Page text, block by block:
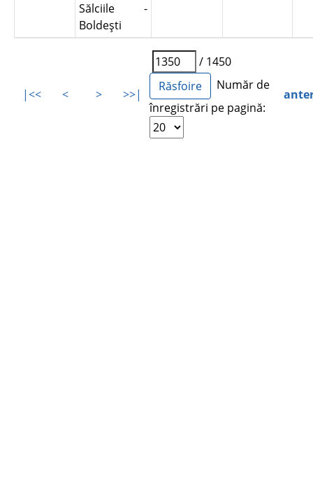
Sălciile -
Boldeşti
|<< < > >>|
/ 1450
Număr de
înregistrări pe pagină: